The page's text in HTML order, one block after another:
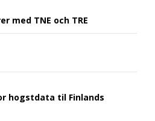
med TNE och TRE
hogstdata til Finlands